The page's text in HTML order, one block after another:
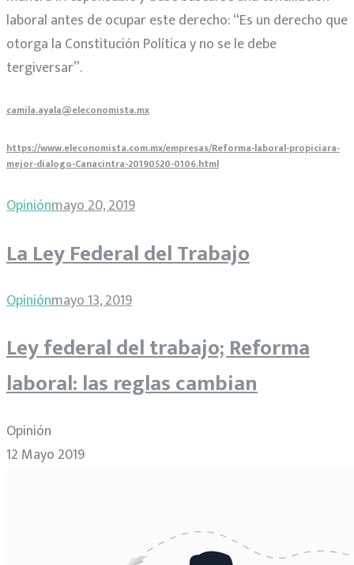
laboral antes de ocupar este derecho: “Es un derecho que
otorga la Constitución Política y no se le debe
tergiversar”.
camila.ayala@eleconomista.mx
https://www.eleconomista.com.mx/empresas/Reforma-laboral-propiciara-
mejor-dialogo-Canacintra-20190520-0106.html
Opiniónmayo 20, 2019
La Ley Federal del Trabajo
Opiniónmayo 13, 2019
Ley federal del trabajo; Reforma
laboral: las reglas cambian
Opinión
12 Mayo 2019